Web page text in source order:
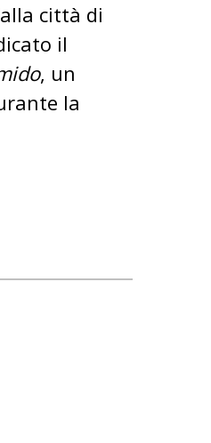
città di
il
, un
la